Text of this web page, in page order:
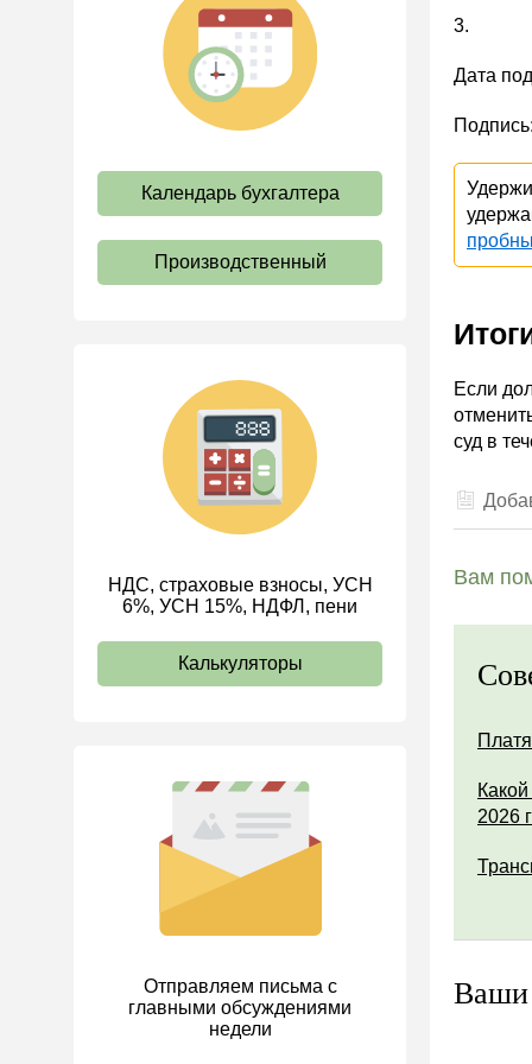
Рабочее время и режим
труда
Отпуск и время отдыха
Оплата труда
Ответственность и
взыскания
Пенсии
Трудовые книжки
Кадровые документы и
образцы
Персональные данные
ИП
Календарь бухгалтера
Производственный
НДС, страховые взносы, УСН
6%, УСН 15%, НДФЛ, пени
Калькуляторы
Отправляем письма с
главными обсуждениями
недели
3.
Дата
Если
суд в
Вам
2026
Ваши